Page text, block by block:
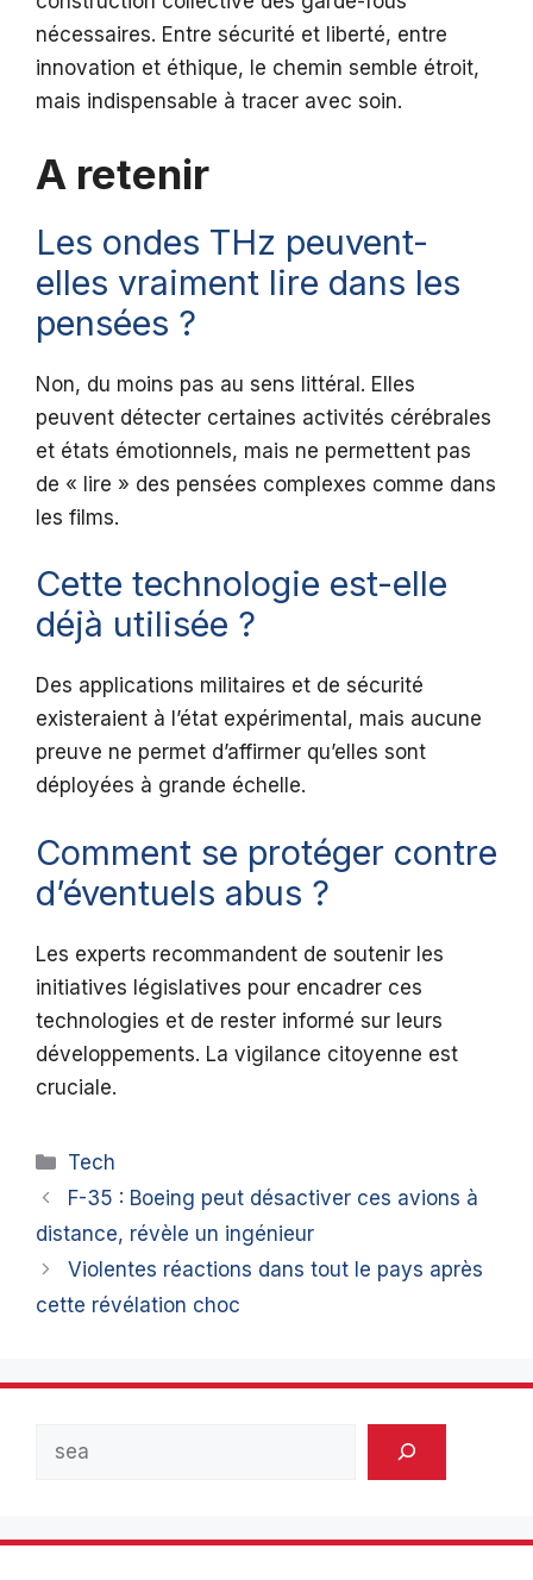
nécessaires. Entre sécurité et liberté, entre
innovation et éthique, le chemin semble étroit,
mais indispensable à tracer avec soin.
A retenir
Les ondes THz peuvent-
elles vraiment lire dans les
pensées ?
Non, du moins pas au sens littéral. Elles
peuvent détecter certaines activités cérébrales
et états émotionnels, mais ne permettent pas
de « lire » des pensées complexes comme dans
les films.
Cette technologie est-elle
déjà utilisée ?
Des applications militaires et de sécurité
existeraient à l’état expérimental, mais aucune
preuve ne permet d’affirmer qu’elles sont
déployées à grande échelle.
Comment se protéger contre
d’éventuels abus ?
Les experts recommandent de soutenir les
initiatives législatives pour encadrer ces
technologies et de rester informé sur leurs
développements. La vigilance citoyenne est
cruciale.
Catégories
Tech
F-35 : Boeing peut désactiver ces avions à
distance, révèle un ingénieur
Violentes réactions dans tout le pays après
cette révélation choc